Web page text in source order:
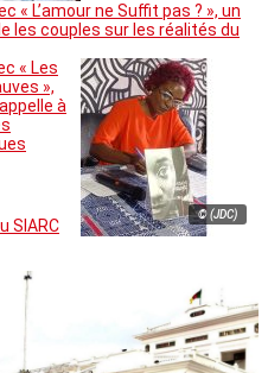
« L’amour ne Suffit pas ? », un
les couples sur les réalités du
© (JDC)
« Les
»,
à
SIARC